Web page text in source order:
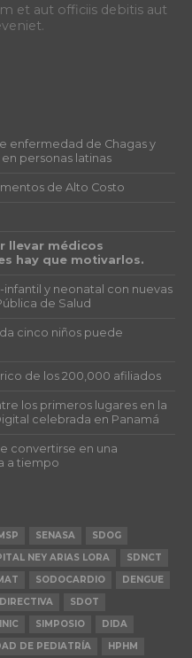
et aut officiis debitis aut
enfermedad de Chagas y
personas latinas
de Alto Costo
llevar médicos
hay que motivarlos.
y neonatal con nuevas
de Salud
cinco niños puede
de los 200,000 afiliados
los primeros lugares en la
celebrada en Panamá
convertirse en una
a tiempo
SENASA
SDOG
NEY ARIAS LORA
SDNCT
SODOCARDIO
DENGUE
SDOT
SIMPOSIO
DIDA
DE PEDIATRÍA HPHM